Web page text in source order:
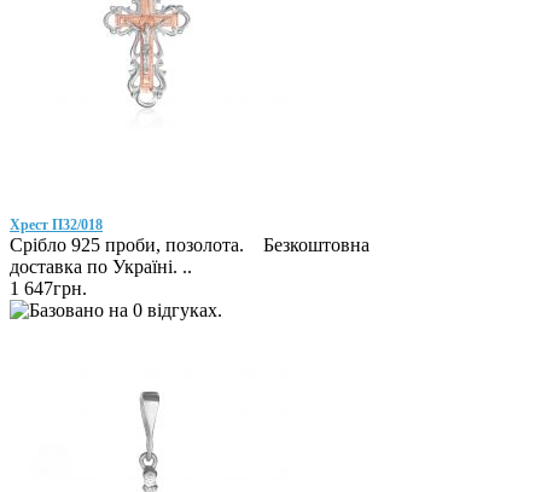
Хрест П32/018
Срібло 925 проби, позолота. Безкоштовна
доставка по Україні. ..
1 647грн.